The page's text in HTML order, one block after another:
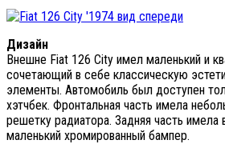
Дизайн
Внешне Fiat 126 City имел маленький и
сочетающий в себе классическую
элементы. Автомобиль был доступен
хэтчбек. Фронтальная часть имела
решетку радиатора. Задняя часть имела
маленький хромированный бампер.